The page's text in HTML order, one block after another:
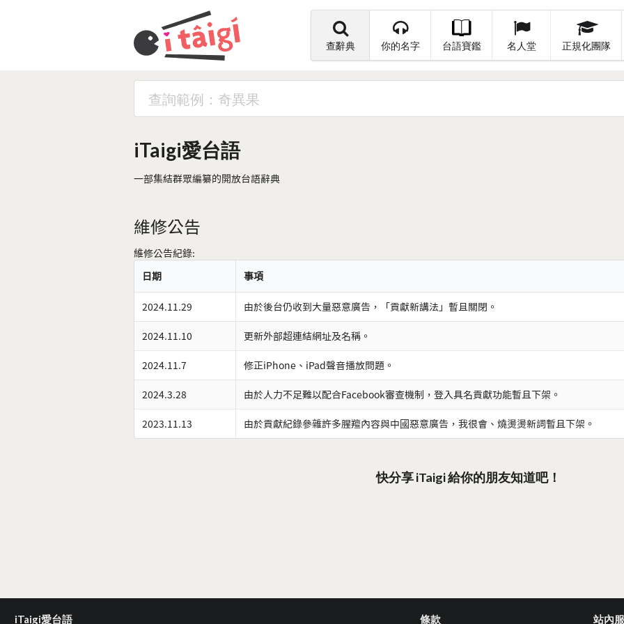
查辭典 你的名字 台語寶鑑 名人堂 正規化團隊
iTaigi愛台語
一部集結群眾編纂的開放台語辭典
維修公告
維修公告紀錄:
日期
事項
2024.11.29 由於後台仍收到大量惡意廣告，「貢獻新講法」暫且關閉。
2024.11.10 更新外部超連結網址及名稱。
2024.11.7 修正iPhone、iPad聲音播放問題。
2024.3.28 由於人力不足難以配合Facebook審查機制，登入具名貢獻功能暫且下架。
2023.11.13 由於貢獻紀錄參雜許多腥羶內容與中國惡意廣告，我很會、燒燙燙新詞暫且下架。
快分享 iTaigi 給你的朋友知道吧！
iTaigi愛台語 條款 站內